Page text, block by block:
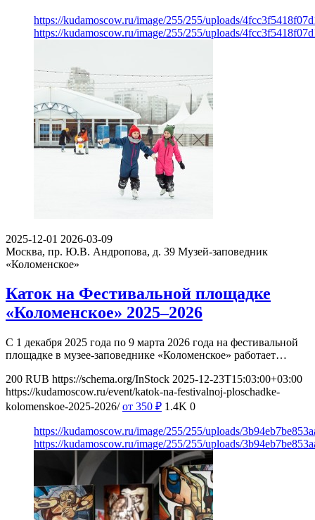
https://kudamoscow.ru/image/255/255/uploads/
https://kudamoscow.ru/image/255/255/uploads/
2025-12-01 2026-03-09
Москва, пр. Ю.В. Андропова, д. 39 Музей-заповедник
«Коломенское»
Каток на Фестивальной площадке
«Коломенское» 2025–2026
С 1 декабря 2025 года по 9 марта 2026 года на фестивальной
площадке в музее-заповеднике «Коломенское» работает…
200 RUB https://schema.org/InStock 2025-12-23T15:03:00+03:00
https://kudamoscow.ru/event/katok-na-festivalnoj-ploschadke-
kolomenskoe-2025-2026/ от 350 ₽ 1.4K 0
https://kudamoscow.ru/image/255/255/uploads/
https://kudamoscow.ru/image/255/255/uploads/